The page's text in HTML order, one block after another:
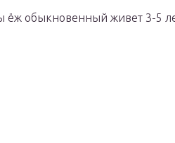
ёж обыкновенный живет 3-5